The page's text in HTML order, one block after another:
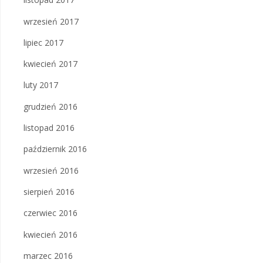
wrzesień 2017
lipiec 2017
kwiecień 2017
luty 2017
grudzień 2016
listopad 2016
październik 2016
wrzesień 2016
sierpień 2016
czerwiec 2016
kwiecień 2016
marzec 2016